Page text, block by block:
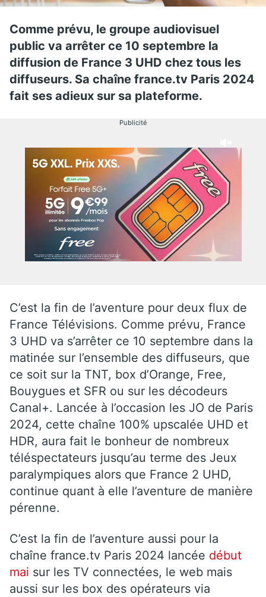
Comme prévu, le groupe audiovisuel
public va arrêter ce 10 septembre la
diffusion de France 3 UHD chez tous les
diffuseurs. Sa chaîne france.tv Paris 2024
fait ses adieux sur sa plateforme.
Publicité
C’est la fin de l’aventure pour deux flux de
France Télévisions. Comme prévu, France
3 UHD va s’arrêter ce 10 septembre dans la
matinée sur l’ensemble des diffuseurs, que
ce soit sur la TNT, box d’Orange, Free,
Bouygues et SFR ou sur les décodeurs
Canal+. Lancée à l’occasion les JO de Paris
2024, cette chaîne 100% upscalée UHD et
HDR, aura fait le bonheur de nombreux
téléspectateurs jusqu’au terme des Jeux
paralympiques alors que France 2 UHD,
continue quant à elle l’aventure de manière
pérenne.
C’est la fin de l’aventure aussi pour la
chaîne france.tv Paris 2024 lancée début
mai sur les TV connectées, le web mais
aussi sur les box des opérateurs via